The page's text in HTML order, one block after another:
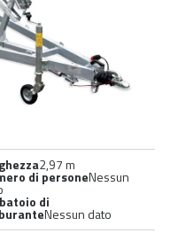
2,97 m
di personeNessun
di
Nessun dato